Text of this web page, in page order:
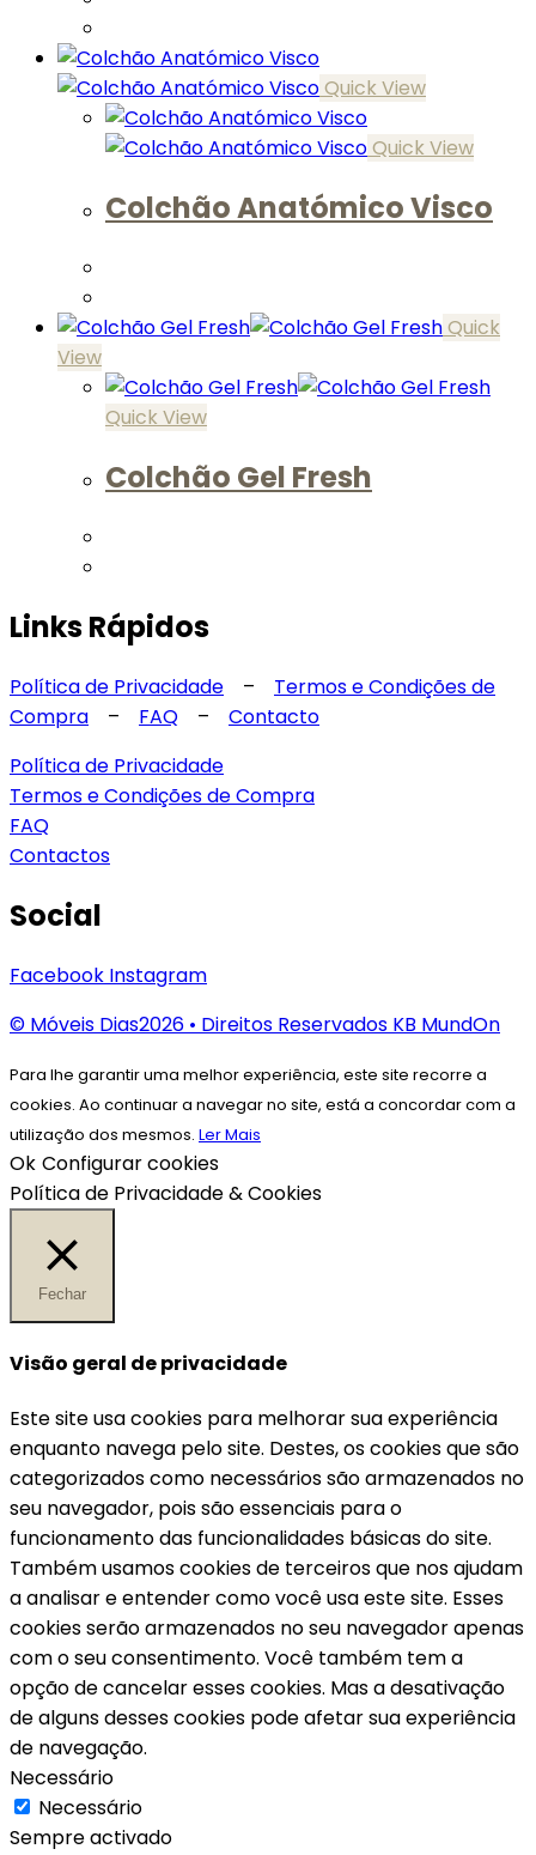
Quick View
Quick View
Colchão Anatómico Visco
Quick
View
Quick View
Colchão Gel Fresh
Links Rápidos
Política de Privacidade – Termos e Condições de
Compra – FAQ – Contacto
Política de Privacidade
Termos e Condições de Compra
FAQ
Contactos
Social
Facebook Instagram
© Móveis Dias2026 • Direitos Reservados KB MundOn
Para lhe garantir uma melhor experiência, este site recorre a
cookies. Ao continuar a navegar no site, está a concordar com a
utilização dos mesmos. Ler Mais
Ok Configurar cookies
Política de Privacidade & Cookies
Fechar
Visão geral de privacidade
Este site usa cookies para melhorar sua experiência
enquanto navega pelo site. Destes, os cookies que são
categorizados como necessários são armazenados no
seu navegador, pois são essenciais para o
funcionamento das funcionalidades básicas do site.
Também usamos cookies de terceiros que nos ajudam
a analisar e entender como você usa este site. Esses
cookies serão armazenados no seu navegador apenas
com o seu consentimento. Você também tem a
opção de cancelar esses cookies. Mas a desativação
de alguns desses cookies pode afetar sua experiência
de navegação.
Necessário
Necessário
Sempre activado